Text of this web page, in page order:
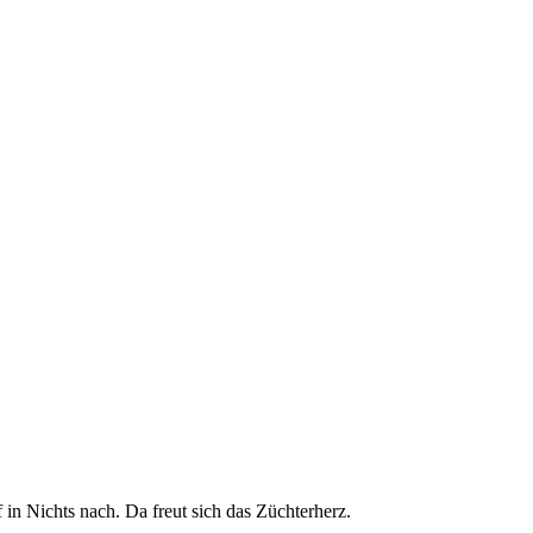
Nichts nach. Da freut sich das Züchterherz.